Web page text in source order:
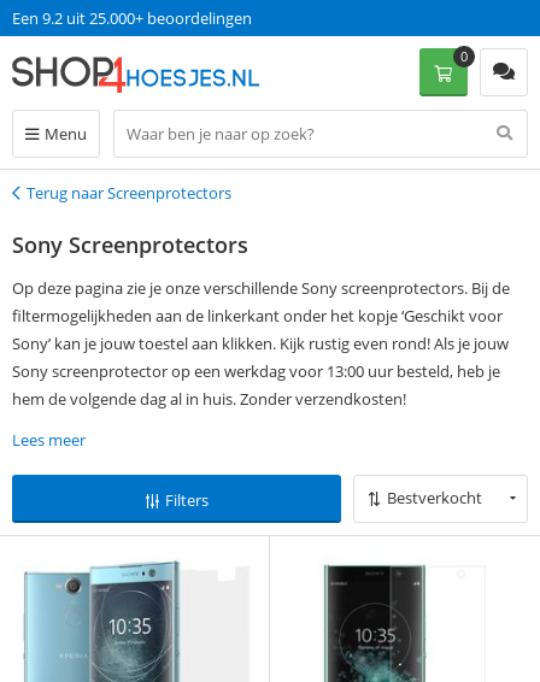
Een 9.2 uit 25.000+ beoordelingen
Menu
0
Terug
Terug naar Screenprotectors
Sony Screenprotectors
Op deze pagina zie je onze verschillende Sony screenprotectors. Bij de
filtermogelijkheden aan de linkerkant onder het kopje ‘Geschikt voor
Sony’ kan je jouw toestel aan klikken. Kijk rustig even rond! Als je jouw
Sony screenprotector op een werkdag voor 13:00 uur besteld, heb je
hem de volgende dag al in huis. Zonder verzendkosten!
Lees meer
Filters Bestverkocht